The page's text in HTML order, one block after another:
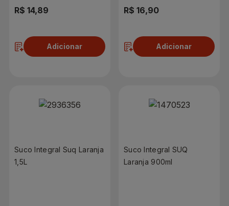
R$ 14,89
Adicionar
R$ 16,90
Adicionar
Suco Integral Suq Laranja
1,5L
Suco Integral SUQ
Laranja 900ml